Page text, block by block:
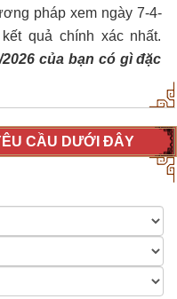
pháp xem ngày 7-4-
quả chính xác nhất.
của bạn có gì đặc
CẦU DƯỚI ĐÂY